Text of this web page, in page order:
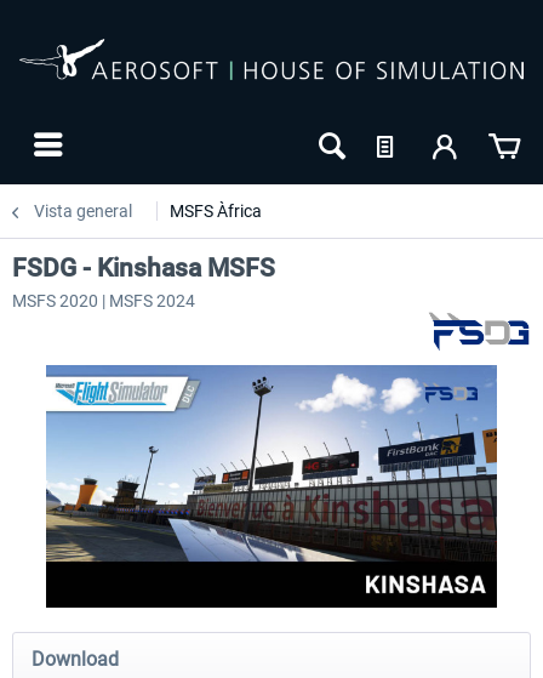
Vista general MSFS Àfrica
FSDG - Mauritius MSFS FSDG - Accra MSFS
FSDG - Kinshasa MSFS
MSFS 2020 | MSFS 2024
Download